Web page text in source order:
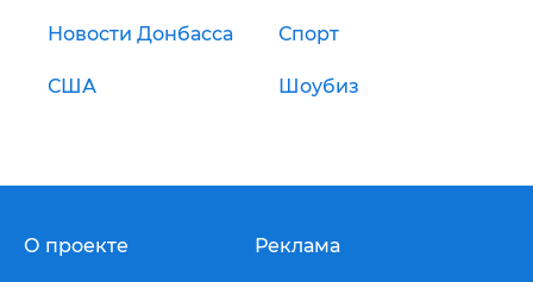
Новости Донбасса Спорт
США Шоубиз
О проекте Реклама